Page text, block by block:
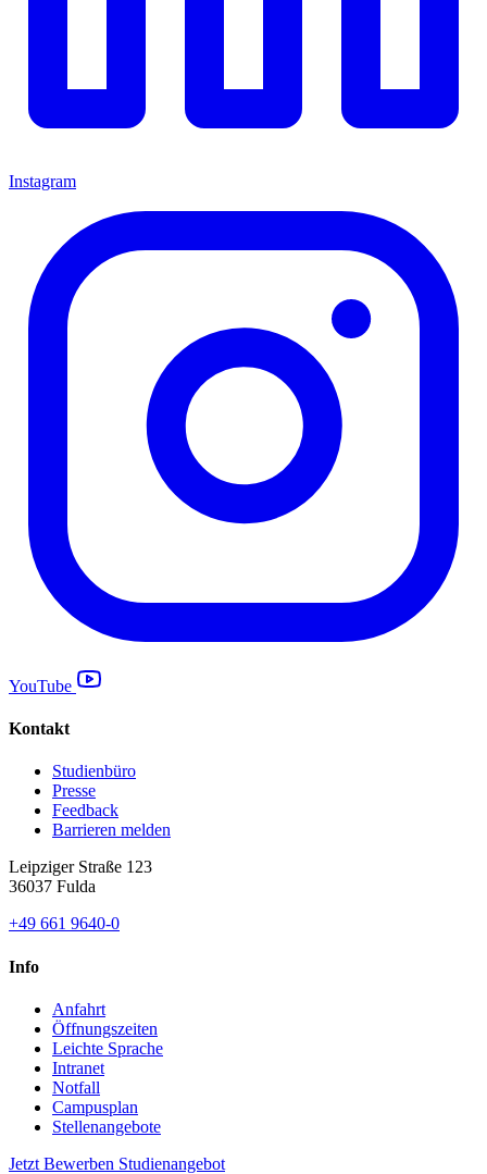
Instagram
YouTube
Kontakt
Studienbüro
Presse
Feedback
Barrieren melden
Leipziger Straße 123
36037 Fulda
+49 661 9640-0
Info
Anfahrt
Öffnungszeiten
Leichte Sprache
Intranet
Notfall
Campusplan
Stellenangebote
Jetzt Bewerben Studienangebot